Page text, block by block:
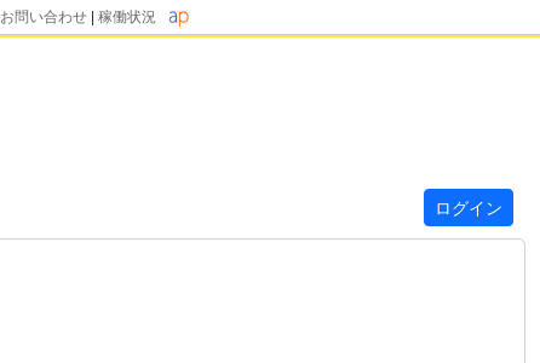
お問い合わせ 稼働状況
ログイン